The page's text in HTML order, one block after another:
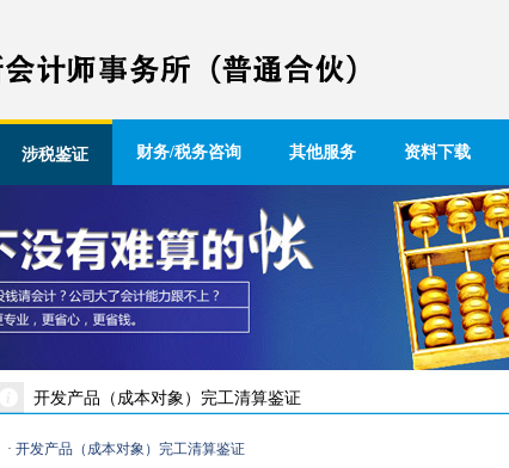
涉税鉴证 财务/税务咨询 其他服务 资料下载
开发产品（成本对象）完工清算鉴证
· 开发产品（成本对象）完工清算鉴证